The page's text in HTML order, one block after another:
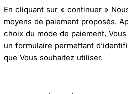
En cliquant sur « continuer »
moyens de paiement proposés.
choix du mode de paiement,
un formulaire permettant
que Vous souhaitez utiliser.